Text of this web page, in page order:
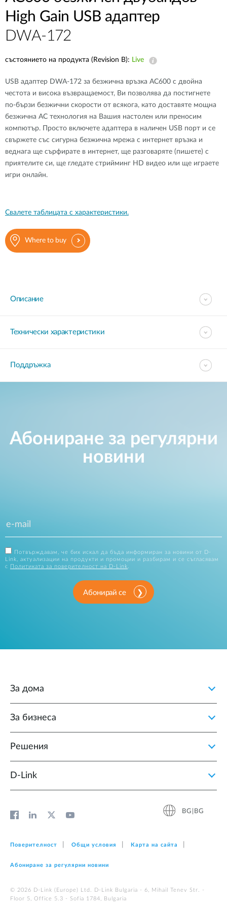
High Gain USB адаптер
DWA-172
състоянието на продукта (Revision B): Live
USB адаптер DWA-172 за безжична връзка AC600 с двойна
честота и висока възвращаемост, Ви позволява да постигнете
по-бързи безжични скорости от всякога, като доставяте мощна
безжична AC технология на Вашия настолен или преносим
компютър. Просто включете адаптера в наличен USB порт и се
свържете със сигурна безжична мрежа с интернет връзка и
веднага ще сърфирате в интернет, ще разговаряте (пишете) с
приятелите си, ще гледате стрийминг HD видео или ще играете
игри онлайн.
Свалете таблицата с характеристики.
Where to buy
Описание
Технически характеристики
Поддръжка
Абониране за регулярни
новини
Потвърждавам, че бих искал да бъда информиран за новини от D-
Link, актуализации на продукти и промоции и разбирам и се съгласявам
с
Политиката за поверителност на D-Link
Абонирай се
За дома
За бизнеса
Решения
D‑Link
BG|BG
Поверителност Общи условия Карта на сайта
Абониране за регулярни новини
© 2026 D‑Link (Europe) Ltd. D-Link Bulgaria - 6, Mihail Tenev Str. -
Floor 5, Office 5.3 - Sofia 1784, Bulgaria